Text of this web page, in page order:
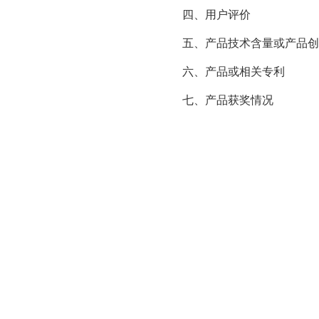
四、用户评价
五、产品技术含量或产品
六、产品或相关专利
七、产品获奖情况